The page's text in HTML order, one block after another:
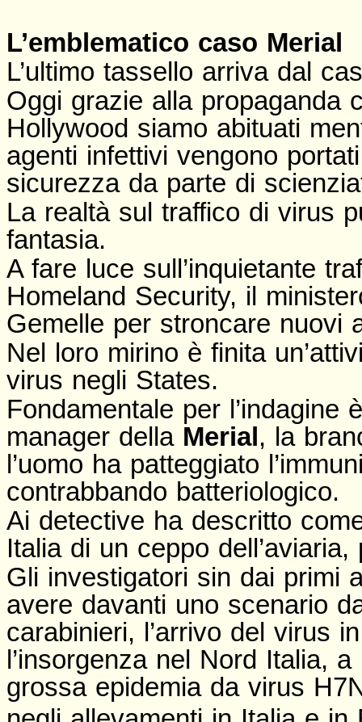
L’emblematico caso Merial
L’ultimo tassello arriva dal
Oggi grazie alla propaganda
Hollywood siamo abituati
agenti infettivi vengono
sicurezza da parte di
La realtà sul traffico di virus
fantasia.
A fare luce sull’inquietante
Homeland Security, il
Gemelle per stroncare nuovi
Nel loro mirino è finita
virus negli States.
Fondamentale per l’indagine
manager della Merial , la
l’uomo ha patteggiato
contrabbando batteriologico.
Ai detective ha descritto
Italia di un ceppo
Gli investigatori sin dai primi
avere davanti uno scenario
carabinieri, l’arrivo del virus
l’insorgenza nel Nord Italia,
grossa epidemia da virus